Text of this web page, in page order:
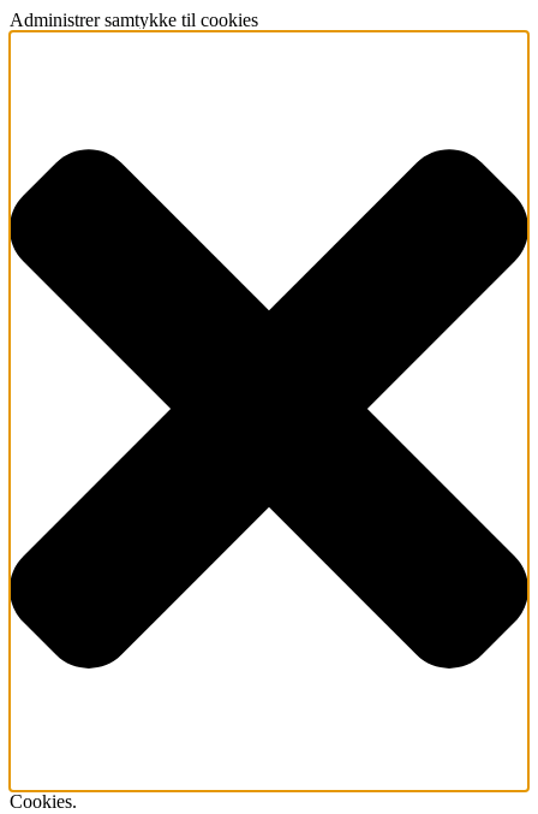
Administrer samtykke til cookies
Cookies.